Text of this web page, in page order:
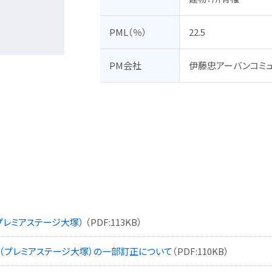
PML（％） 22.5
PM会社 伊藤忠アーバンコミ
ミアステージ大塚） （PDF:113KB）
プレミアステージ大塚）の一部訂正について（PDF:110KB）